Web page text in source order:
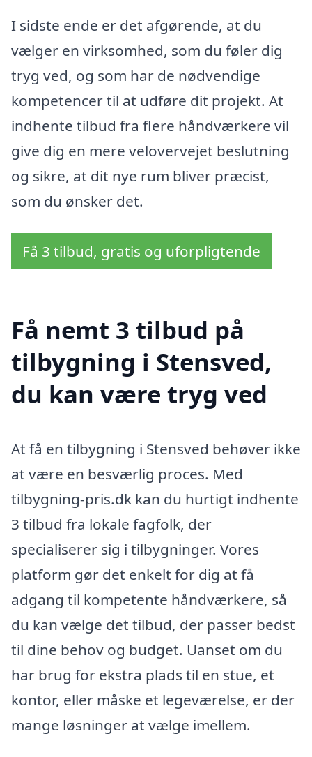
I sidste ende er det afgørende, at du
vælger en virksomhed, som du føler dig
tryg ved, og som har de nødvendige
kompetencer til at udføre dit projekt. At
indhente tilbud fra flere håndværkere vil
give dig en mere velovervejet beslutning
og sikre, at dit nye rum bliver præcist,
som du ønsker det.
Få 3 tilbud, gratis og uforpligtende
Få nemt 3 tilbud på
tilbygning i Stensved,
du kan være tryg ved
At få en tilbygning i Stensved behøver ikke
at være en besværlig proces. Med
tilbygning-pris.dk kan du hurtigt indhente
3 tilbud fra lokale fagfolk, der
specialiserer sig i tilbygninger. Vores
platform gør det enkelt for dig at få
adgang til kompetente håndværkere, så
du kan vælge det tilbud, der passer bedst
til dine behov og budget. Uanset om du
har brug for ekstra plads til en stue, et
kontor, eller måske et legeværelse, er der
mange løsninger at vælge imellem.